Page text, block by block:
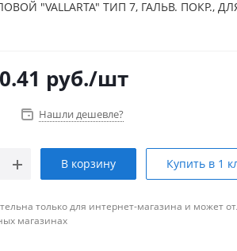
"VALLARTA" ТИП 7, ГАЛЬВ. ПОКР.,
руб./шт
Нашли дешевле?
В корзину Купить в 1
только для интернет-магазина и может
магазинах